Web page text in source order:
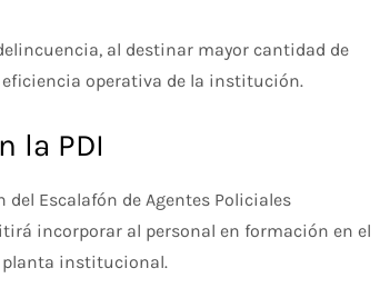
al destinar mayor cantidad de
operativa de la institución.
la PDI
Escalafón de Agentes Policiales
incorporar al personal en formación en el
planta institucional.